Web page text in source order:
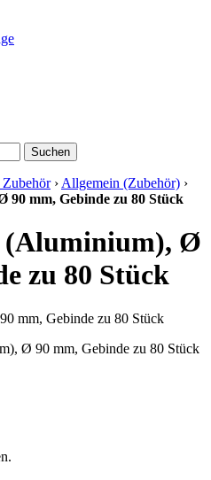
Suchen
› Allgemein (Zubehör) ›
90 mm, Gebinde zu 80 Stück
(Aluminium), Ø
zu 80 Stück
mm, Gebinde zu 80 Stück
Ø 90 mm, Gebinde zu 80 Stück